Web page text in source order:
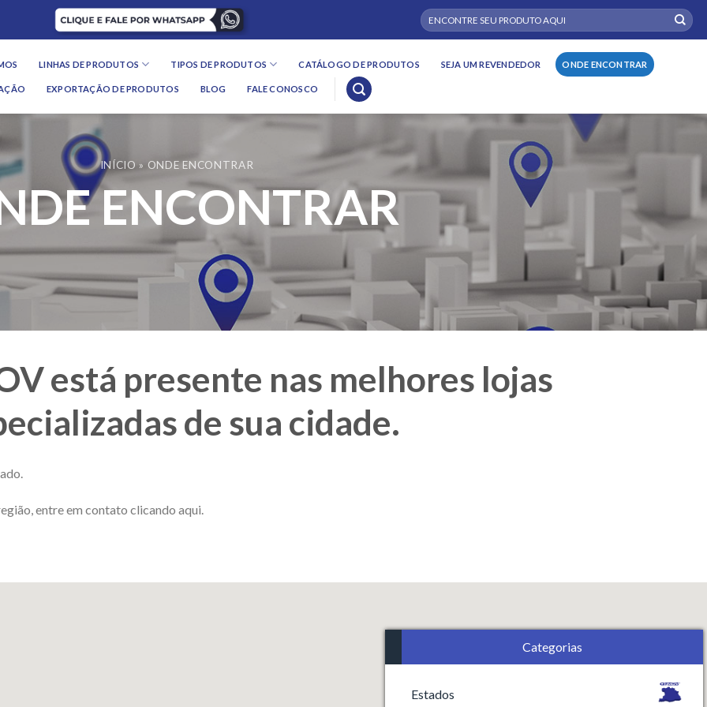
Pesquisar
por:
LINHAS DE PRODUTOS TIPOS DE PRODUTOS CATÁLOGO DE PRODUTOS SEJA UM REVENDEDOR ONDE ENCONTRAR
EXPORTAÇÃO DE PRODUTOS BLOG FALE CONOSCO
INÍCIO » ONDE ENCONTRAR
ENCONTRAR
está presente nas melhores lojas
de sua cidade.
entre em contato clicando aqui.
Categorias
Estados